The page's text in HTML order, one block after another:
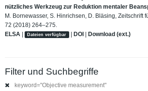
nützliches Werkzeug zur Reduktion mentaler
M. Bornewasser, S. Hinrichsen, D. Bläsing, Zeitschrift
72 (2018) 264–275.
ELSA | Dateien verfügbar | DOI| Download (ext.)
Filter und Suchbegriffe
keyword="Objective measurement"